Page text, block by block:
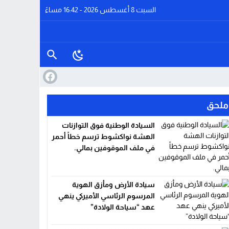
السبت 8 أغسطس 2026 - 16:42 مساءً
ملحق
السيادة الوطنية فوق التوازنات
الهشة نواكشوط ترسم خطاً أحمر
في ملف الموقوفين بمالي.
سيادة الأرض ومأزق الهوية
المرسوم الرئاسي الأميركي ينهي
عهد “سياحة الولادة”